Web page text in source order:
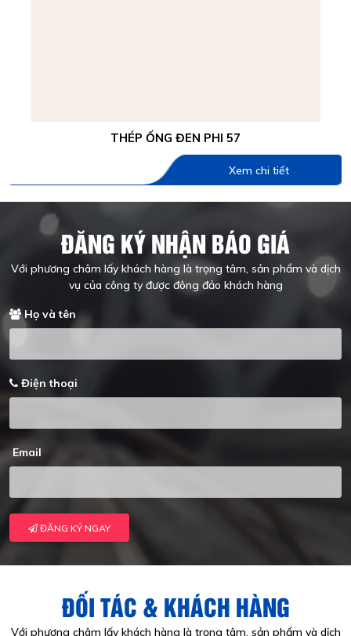
THÉP ỐNG ĐEN PHI 57
Xem chi tiết
ĐĂNG KÝ NHẬN BÁO GIÁ
Với phương châm lấy khách hàng là trọng tâm, sản phẩm và dịch
vụ của công ty được đông đảo khách hàng
Họ và tên
Điện thoại
Email
ĐĂNG KÝ NGAY
ĐỐI TÁC & KHÁCH HÀNG
Với phương châm lấy khách hàng là trọng tâm, sản phẩm và dịch